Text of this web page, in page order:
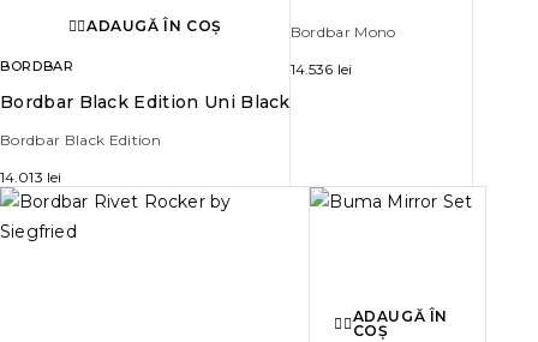
ADAUGĂ ÎN COȘ
BORDBAR
Bordbar Black Edition Uni Black
Bordbar Black Edition
14.013 lei
Bordbar Mono
14.536 lei
ADAUGĂ ÎN
COȘ